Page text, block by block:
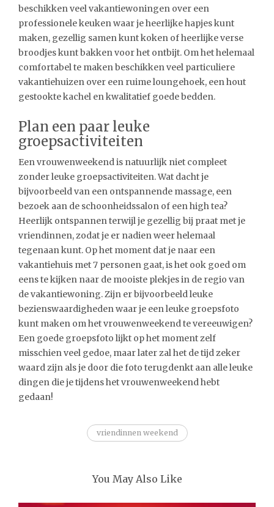
beschikken veel vakantiewoningen over een
professionele keuken waar je heerlijke hapjes kunt
maken, gezellig samen kunt koken of heerlijke verse
broodjes kunt bakken voor het ontbijt. Om het helemaal
comfortabel te maken beschikken veel particuliere
vakantiehuizen over een ruime loungehoek, een hout
gestookte kachel en kwalitatief goede bedden.
Plan een paar leuke
groepsactiviteiten
Een vrouwenweekend is natuurlijk niet compleet
zonder leuke groepsactiviteiten. Wat dacht je
bijvoorbeeld van een ontspannende massage, een
bezoek aan de schoonheidssalon of een high tea?
Heerlijk ontspannen terwijl je gezellig bij praat met je
vriendinnen, zodat je er nadien weer helemaal
tegenaan kunt. Op het moment dat je naar een
vakantiehuis met 7 personen gaat, is het ook goed om
eens te kijken naar de mooiste plekjes in de regio van
de vakantiewoning. Zijn er bijvoorbeeld leuke
bezienswaardigheden waar je een leuke groepsfoto
kunt maken om het vrouwenweekend te vereeuwigen?
Een goede groepsfoto lijkt op het moment zelf
misschien veel gedoe, maar later zal het de tijd zeker
waard zijn als je door die foto terugdenkt aan alle leuke
dingen die je tijdens het vrouwenweekend hebt
gedaan!
vriendinnen weekend
You May Also Like